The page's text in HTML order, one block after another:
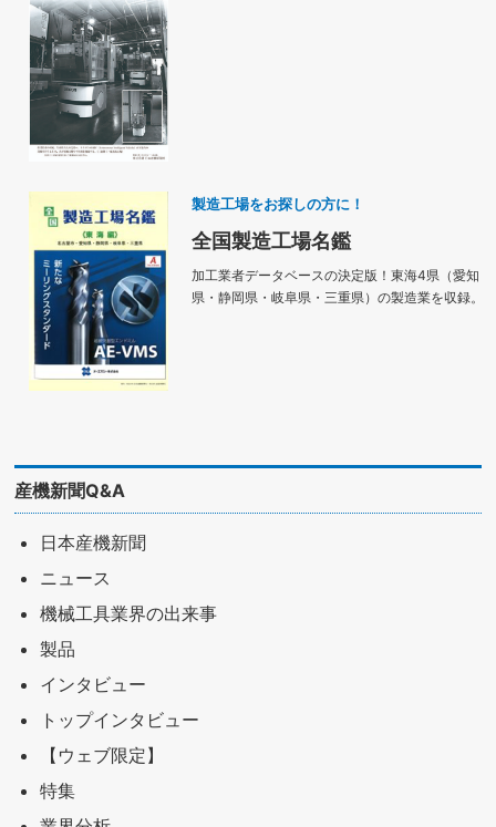
製造工場をお探しの方に！
全国製造工場名鑑
加工業者データベースの決定版！東海4県（愛知
県・静岡県・岐阜県・三重県）の製造業を収録。
産機新聞Q&A
日本産機新聞
ニュース
機械工具業界の出来事
製品
インタビュー
トップインタビュー
【ウェブ限定】
特集